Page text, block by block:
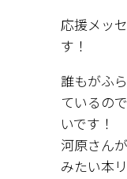
応援メッ
す！
誰もがふ
ているの
いです！
河原さん
みたい本